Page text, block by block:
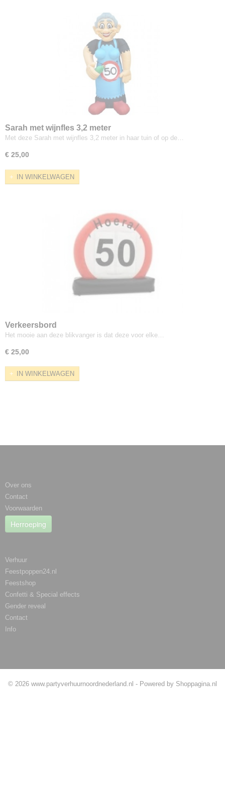
Sarah met wijnfles 3,2 meter
Met deze Sarah met wijnfles 3,2 meter in haar tuin of op de…
€ 25,00
IN WINKELWAGEN
Verkeersbord
Het mooie aan deze blikvanger is dat deze voor elke…
€ 25,00
IN WINKELWAGEN
Over ons
Contact
Voorwaarden
Herroeping
Verhuur
Feestpoppen24.nl
Feestshop
Confetti & Special effects
Gender reveal
Contact
Info
© 2026 www.partyverhuurnoordnederland.nl - Powered by Shoppagina.nl